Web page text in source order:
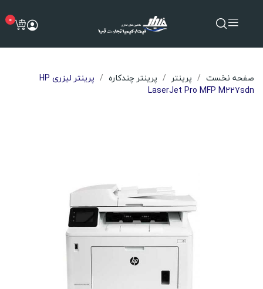
0
صفحه نخست پرینتر پرینتر چندکاره
پرینتر لیزری HP
LaserJet Pro MFP M227sdn